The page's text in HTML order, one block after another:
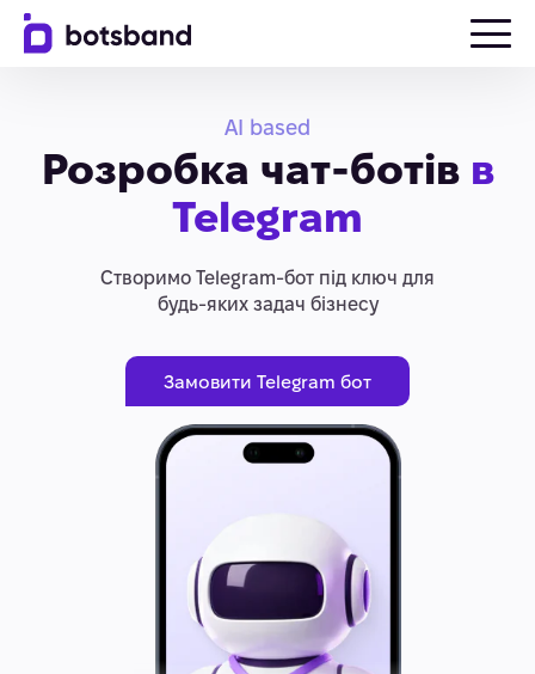
AI based
Розробка чат-ботів в
Telegram
Створимо Telegram-бот під ключ для
будь-яких задач бізнесу
Замовити Telegram бот